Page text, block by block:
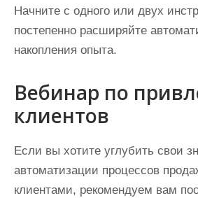
Начните с одного или двух
постепенно расширяйте
накопления опыта.
Вебинар по
клиентов
Если вы хотите углубить свои
автоматизации процессов
клиентами, рекомендуем вам